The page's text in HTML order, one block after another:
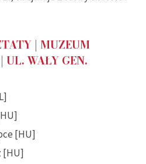
| MUZEUM
UL. WAŁY GEN.
[HU]
[HU]